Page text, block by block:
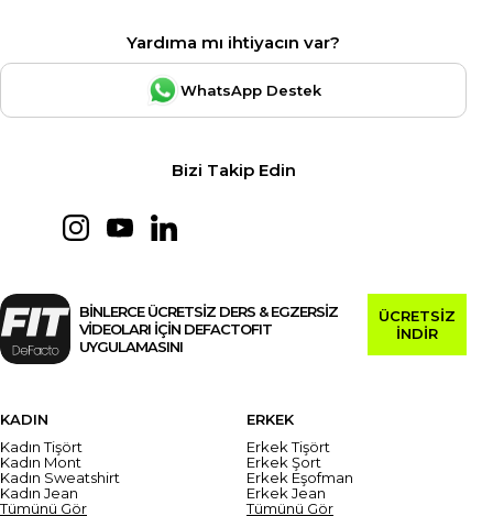
Yardıma mı ihtiyacın var?
WhatsApp Destek
Bizi Takip Edin
BİNLERCE ÜCRETSİZ DERS & EGZERSİZ
VİDEOLARI İÇİN DEFACTOFIT
UYGULAMASINI
ÜCRETSİZ
İNDİR
KADIN
Kadın Tişört
Kadın Mont
Kadın Sweatshirt
Kadın Jean
Tümünü Gör
ERKEK
Erkek Tişört
Erkek Şort
Erkek Eşofman
Erkek Jean
Tümünü Gör